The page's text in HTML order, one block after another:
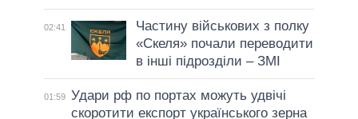
02:41
Частину військових з полку
«Скеля» почали переводити
в інші підрозділи – ЗМІ
01:59 Удари рф по портах можуть удвічі
скоротити експорт українського зерна